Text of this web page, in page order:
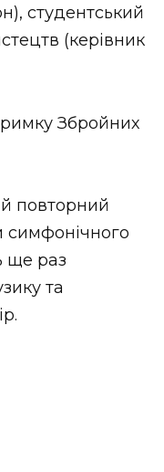
студентський
(керівник
Збройних
повторний
симфонічного
ще раз
та